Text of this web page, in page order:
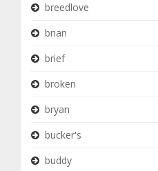
breedlove
brian
brief
broken
bryan
bucker's
buddy